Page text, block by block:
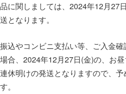
に関しましては、2024年12月27
となります。
込やコンビニ支払い等、ご入金
合、2024年12月27日(金)の、お
休明けの発送となりますので、
。